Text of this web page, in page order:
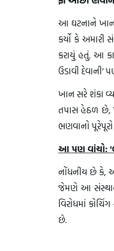
આ ઘટનાને ખાન
કર્યો કે અમારી
કરાયું હતું. આ
ઉડાવી
ખાન સરે શંકા
તપાસ હેઠળ છે,
ભણવાનો
આ પણ વાંચો:
નોંધનીય છે કે,
જેમણે આ
વિરોધમાં
છે.